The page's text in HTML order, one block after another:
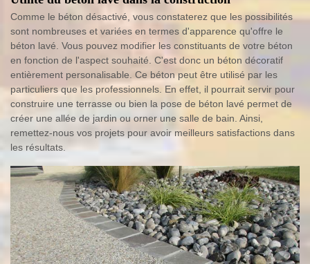
Comme le béton désactivé, vous constaterez que les possibilités
sont nombreuses et variées en termes d'apparence qu'offre le
béton lavé. Vous pouvez modifier les constituants de votre béton
en fonction de l'aspect souhaité. C'est donc un béton décoratif
entièrement personalisable. Ce béton peut être utilisé par les
particuliers que les professionnels. En effet, il pourrait servir pour
construire une terrasse ou bien la pose de béton lavé permet de
créer une allée de jardin ou orner une salle de bain. Ainsi,
remettez-nous vos projets pour avoir meilleurs satisfactions dans
les résultats.